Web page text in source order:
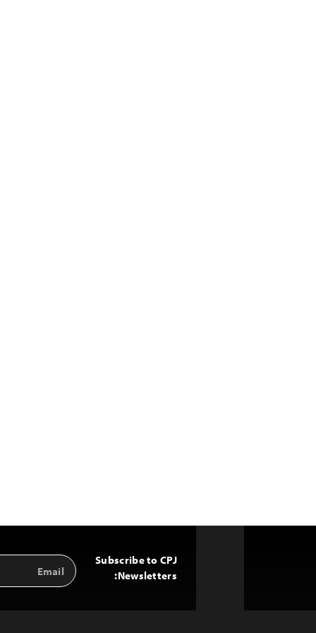
Subscribe to CPJ
Newsletters:
Email
Address